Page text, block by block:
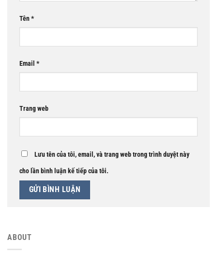
Tên*
Email *
Trang web
Lưu tên của tôi, email, và trang web trong trình duyệt này
cho lần bình luận kế tiếp của tôi.
ABOUT